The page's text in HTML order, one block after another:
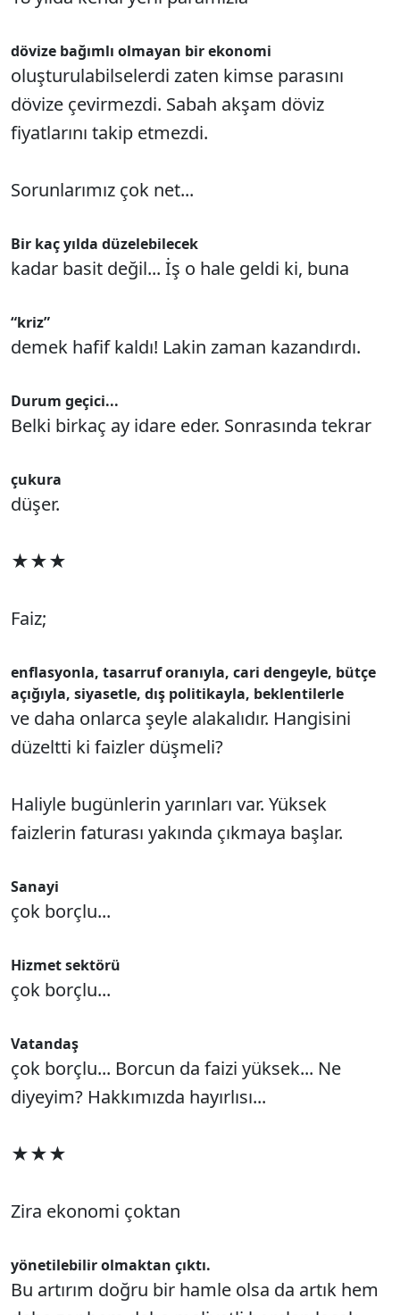
dövize bağımlı olmayan bir ekonomi
oluşturulabilselerdi zaten kimse parasını
dövize çevirmezdi. Sabah akşam döviz
fiyatlarını takip etmezdi.
Sorunlarımız çok net...
Bir kaç yılda düzelebilecek
kadar basit değil... İş o hale geldi ki, buna
“kriz”
demek hafif kaldı! Lakin zaman kazandırdı.
Durum geçici...
Belki birkaç ay idare eder. Sonrasında tekrar
çukura
düşer.
★★★
Faiz;
enflasyonla, tasarruf oranıyla, cari dengeyle, bütçe
açığıyla, siyasetle, dış politikayla, beklentilerle
ve daha onlarca şeyle alakalıdır. Hangisini
düzeltti ki faizler düşmeli?
Haliyle bugünlerin yarınları var. Yüksek
faizlerin faturası yakında çıkmaya başlar.
Sanayi
çok borçlu...
Hizmet sektörü
çok borçlu...
Vatandaş
çok borçlu... Borcun da faizi yüksek... Ne
diyeyim? Hakkımızda hayırlısı...
★★★
Zira ekonomi çoktan
yönetilebilir olmaktan çıktı.
Bu artırım doğru bir hamle olsa da artık hem